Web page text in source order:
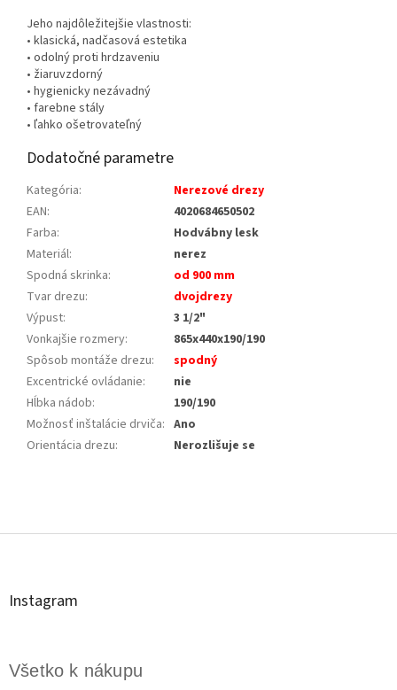
Jeho najdôležitejšie vlastnosti:
• klasická, nadčasová estetika
• odolný proti hrdzaveniu
• žiaruvzdorný
• hygienicky nezávadný
• farebne stály
• ľahko ošetrovateľný
Dodatočné parametre
Kategória:
Nerezové drezy
EAN:
4020684650502
Farba:
Hodvábny lesk
Materiál:
nerez
Spodná skrinka:
od 900 mm
Tvar drezu:
dvojdrezy
Výpust:
3 1/2"
Vonkajšie rozmery:
865x440x190/190
Spôsob montáže drezu:
spodný
Excentrické ovládanie:
nie
Hĺbka nádob:
190/190
Možnosť inštalácie drviča: Ano
Orientácia drezu: Nerozlišuje se
á
Instagram
Všetko k nákupu